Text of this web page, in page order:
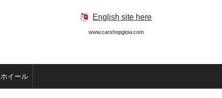
English site here
www.carshopglow.com
ホイール